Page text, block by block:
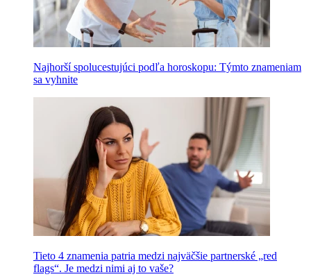
Najhorší spolucestujúci podľa horoskopu: Týmto znameniam
sa vyhnite
Tieto 4 znamenia patria medzi najväčšie partnerské „red
flags“. Je medzi nimi aj to vaše?